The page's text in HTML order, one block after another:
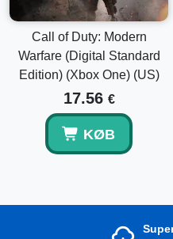
Call of Duty: Modern
Warfare (Digital Standard
Edition) (Xbox One) (US)
17.56 €
KØB